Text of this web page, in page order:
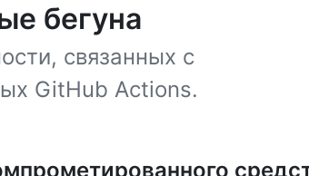
бегуна
связанных с
GitHub Actions.